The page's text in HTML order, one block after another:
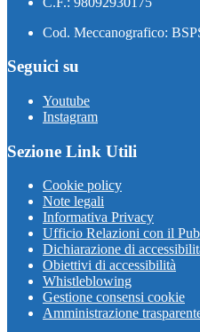
Cod. Meccanografico:
Seguici su
Youtube
Instagram
Sezione Link Utili
Cookie policy
Note legali
Informativa Privacy
Ufficio Relazioni con il
Dichiarazione di
Obiettivi di accessibilità
Whistleblowing
Gestione consensi cookie
Amministrazione